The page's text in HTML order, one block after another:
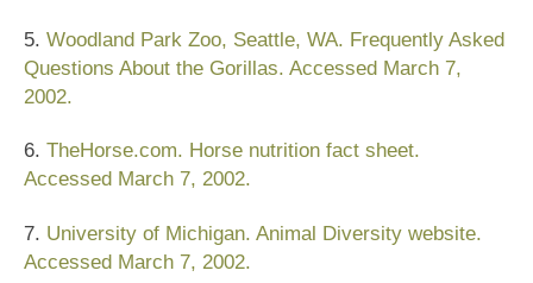
5. Woodland Park Zoo, Seattle, WA. Frequently Asked
Questions About the Gorillas. Accessed March 7,
2002.
6. TheHorse.com. Horse nutrition fact sheet.
Accessed March 7, 2002.
7. University of Michigan. Animal Diversity website.
Accessed March 7, 2002.